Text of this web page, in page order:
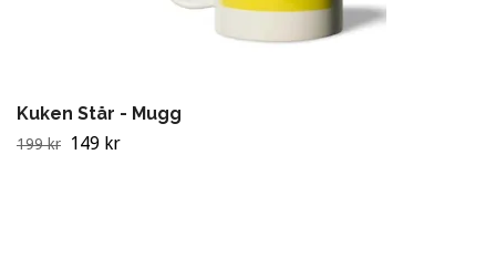
Kuken Står - Mugg
199 kr 149 kr